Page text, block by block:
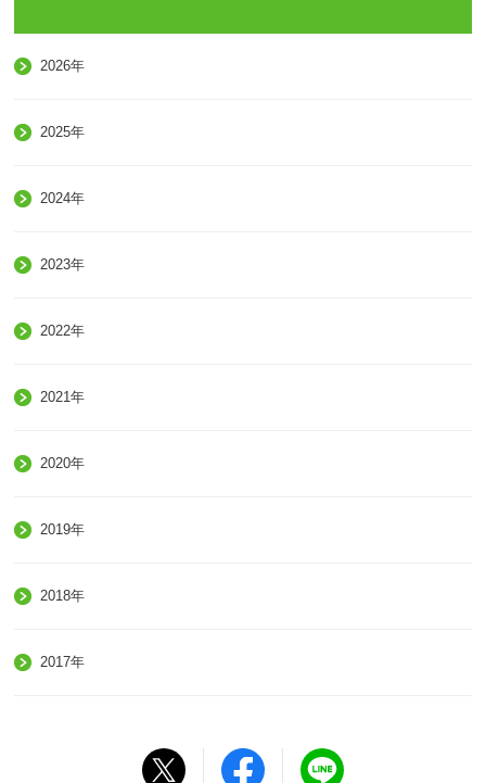
2026年
2025年
2024年
2023年
2022年
2021年
2020年
2019年
2018年
2017年